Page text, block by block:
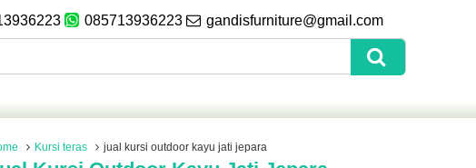
085713936223 gandisfurniture@gmail.com
Kursi teras jual kursi outdoor kayu jati jepara